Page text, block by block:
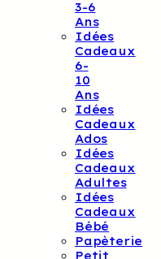
3-6
Ans
Idées
Cadeaux
6-
10
Ans
Idées
Cadeaux
Ados
Idées
Cadeaux
Adultes
Idées
Cadeaux
Bébé
Papèterie
Petit